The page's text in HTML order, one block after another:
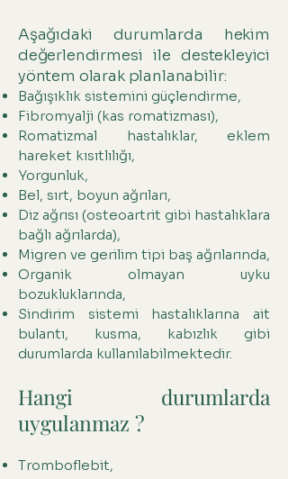
Aşağıdaki durumlarda hekim
değerlendirmesi ile destekleyici
yöntem olarak planlanabilir:
Bağışıklık sistemini güçlendirme,
Fibromyalji (kas romatizması),
Romatizmal hastalıklar, eklem
hareket kısıtlılığı,
Yorgunluk,
Bel, sırt, boyun ağrıları,
Diz ağrısı (osteoartrit gibi hastalıklara
bağlı ağrılarda),
Migren ve gerilim tipi baş ağrılarında,
Organik olmayan uyku
bozukluklarında,
Sindirim sistemi hastalıklarına ait
bulantı, kusma, kabızlık gibi
durumlarda kullanılabilmektedir.
Hangi durumlarda
uygulanmaz ?
Tromboflebit,